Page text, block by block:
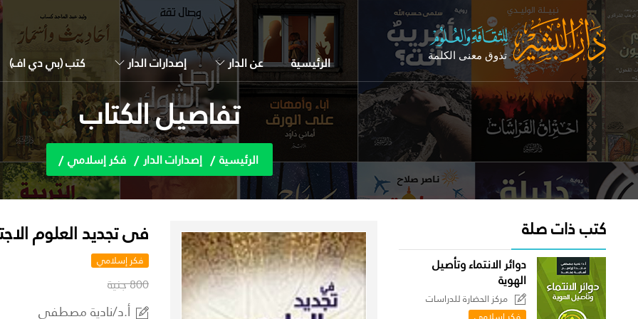
الرئيسية عن الدار إصدارات الدار كتب (بي دي اف)
تفاصيل الكتاب
الرئيسية إصدارات الدار فكر إسلامي
كتب ذات صلة
دوائر الانتماء وتأصيل
الهوية
مركز الحضارة للدراسات
السياسية
فى تجديد العلوم
فكر إسلامي
800 جنية
أ.د/نادية مصطفى